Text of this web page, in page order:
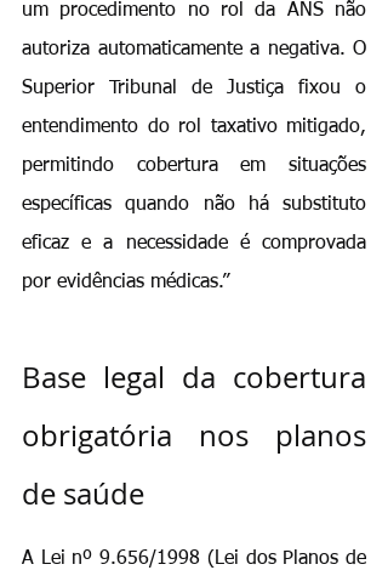
um procedimento no rol da ANS não
autoriza automaticamente a negativa. O
Superior Tribunal de Justiça fixou o
entendimento do rol taxativo mitigado,
permitindo cobertura em situações
específicas quando não há substituto
eficaz e a necessidade é comprovada
por evidências médicas.”
Base legal da cobertura
obrigatória nos planos
de saúde
A Lei nº 9.656/1998 (Lei dos Planos de